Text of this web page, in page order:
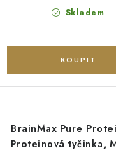
Skladem
BrainMax Pure
Proteinová tyčinka,